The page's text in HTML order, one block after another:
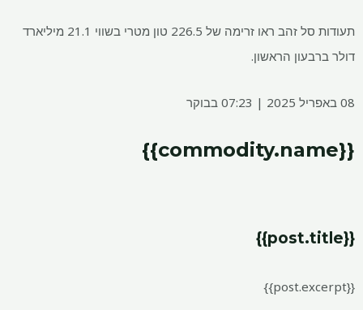
תעודות סל זהב ראו זרימה של 226.5 טון מטרי בשווי 21.1 מיליארד
דולר ברבעון הראשון.
08 באפריל 2025 | 07:23 בבוקר
{{commodity.name}}
{{post.title}}
{{post.excerpt}}